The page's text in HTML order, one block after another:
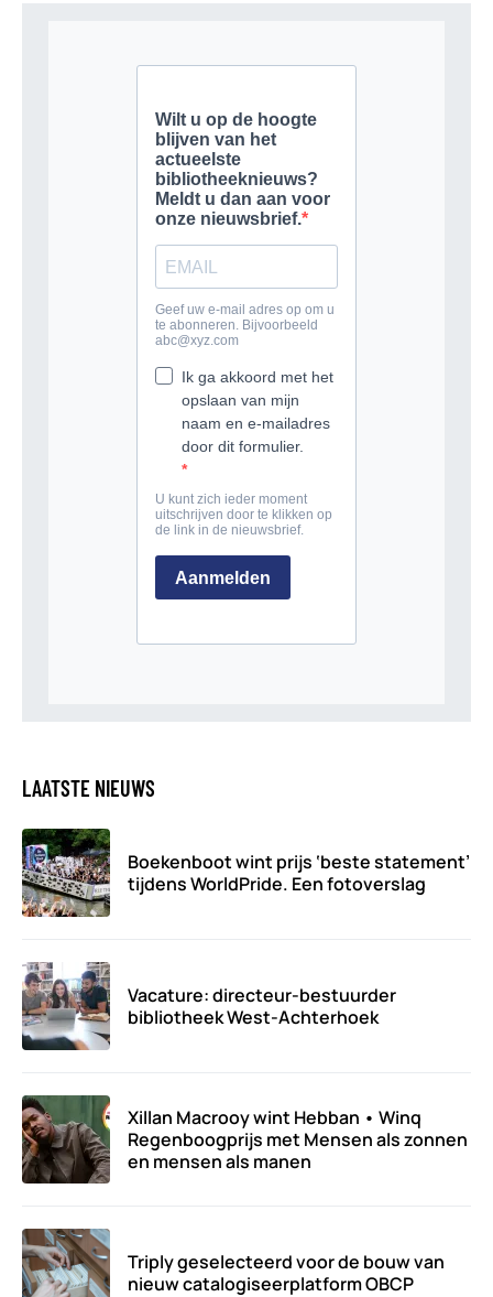
LAATSTE NIEUWS
Boekenboot wint prijs ‘beste statement’
tijdens WorldPride. Een fotoverslag
Vacature: directeur-bestuurder
bibliotheek West-Achterhoek
Xillan Macrooy wint Hebban • Winq
Regenboogprijs met Mensen als zonnen
en mensen als manen
Triply geselecteerd voor de bouw van
nieuw catalogiseerplatform OBCP